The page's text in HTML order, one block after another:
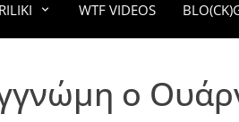
WTF VIDEOS
ο